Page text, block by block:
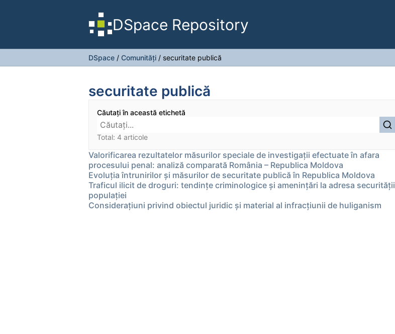
DSpace Repository
DSpace / Comunități / securitate publică
securitate publică
Căutați în această etichetă
Total: 4 articole
Valorificarea rezultatelor măsurilor speciale de investigații efectuate în afara
procesului penal: analiză comparată România – Republica Moldova
Evoluția întrunirilor și măsurilor de securitate publică în Republica Moldova
Traficul ilicit de droguri: tendinţe criminologice și ameninţări la adresa securităţii
populaţiei
Consideraţiuni privind obiectul juridic şi material al infracţiunii de huliganism